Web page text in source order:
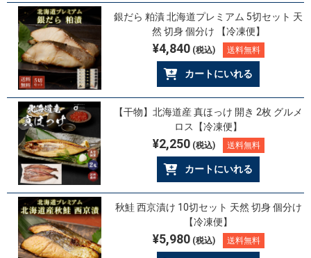
銀だら 粕漬 北海道プレミアム 5切セット 天
然 切身 個分け 【冷凍便】
¥4,840(税込) 送料無料
カートにいれる
【干物】北海道産 真ほっけ 開き 2枚 グルメ
ロス【冷凍便】
¥2,250(税込) 送料無料
カートにいれる
秋鮭 西京漬け 10切セット 天然 切身 個分け
【冷凍便】
¥5,980(税込) 送料無料